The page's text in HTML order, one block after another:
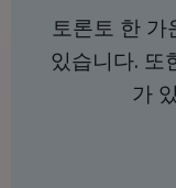
토론토 한 가
있습니다. 또
가